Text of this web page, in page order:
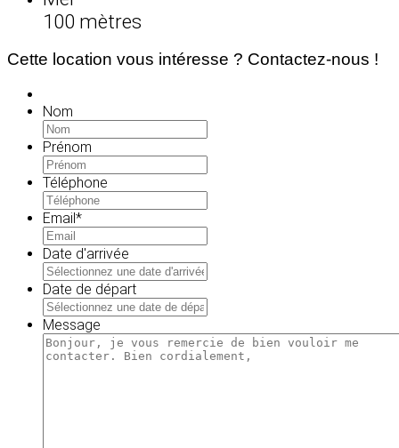
100 mètres
Cette location vous intéresse ? Contactez-nous !
Nom
Prénom
Téléphone
Email*
Date d'arrivée
JJ
slash
AAAA
Date de départ
JJ
slash
Message